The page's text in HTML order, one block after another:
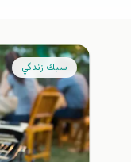
سبك زندگي